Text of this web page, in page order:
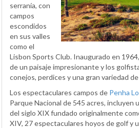
serranía, con
campos
escondidos
en sus valles
como el
Lisbon Sports Club. Inaugurado en
de un paisaje impresionante y los
conejos, perdices y una gran variedad
Los espectaculares campos de Penha
Parque Nacional de 545 acres, incluyen
del siglo XIX fundado originalmente
XIV, 27 espectaculares hoyos de golf y